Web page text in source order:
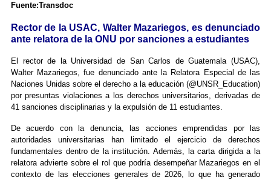
Fuente:Transdoc
Rector de la USAC, Walter Mazariegos, es denunciado
ante relatora de la ONU por sanciones a estudiantes
El rector de la Universidad de San Carlos de Guatemala (USAC),
Walter Mazariegos, fue denunciado ante la Relatora Especial de las
Naciones Unidas sobre el derecho a la educación (@UNSR_Education)
por presuntas violaciones a los derechos universitarios, derivadas de
41 sanciones disciplinarias y la expulsión de 11 estudiantes.
De acuerdo con la denuncia, las acciones emprendidas por las
autoridades universitarias han limitado el ejercicio de derechos
fundamentales dentro de la institución. Además, la carta dirigida a la
relatora advierte sobre el rol que podría desempeñar Mazariegos en el
contexto de las elecciones generales de 2026, lo que ha generado